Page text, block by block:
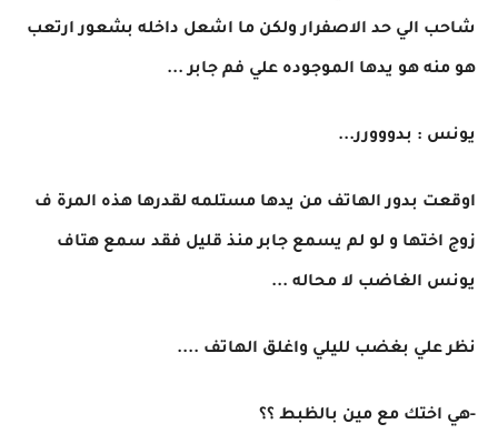
شاحب الي حد الاصفرار ولكن ما اشعل داخله بشعور ارتعب
هو منه هو يدها الموجوده علي فم جابر ...
يونس : بدووورر...
اوقعت بدور الهاتف من يدها مستلمه لقدرها هذه المرة ف
زوج اختها و لو لم يسمع جابر منذ قليل فقد سمع هتاف
يونس الغاضب لا محاله ...
نظر علي بغضب لليلي واغلق الهاتف ....
-هي اختك مع مين بالظبط ؟؟